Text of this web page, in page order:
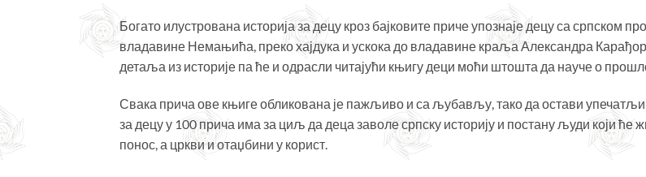
Богато илустрована историја за децу кроз бајковите приче упознаје децу са српском
владавине Немањића, преко хајдука и ускока до владавине краља Александра
детаља из историје па ће и одрасли читајући књигу деци моћи штошта да науче о
Свака прича ове књиге обликована је пажљиво и са љубављу, тако да остави
за децу у 100 прича има за циљ да деца заволе српску историју и постану људи који
понос, а цркви и отаџбини у корист.